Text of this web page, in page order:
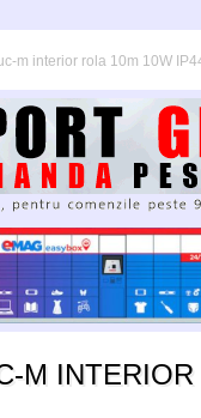
m interior rola 10m 10W
M